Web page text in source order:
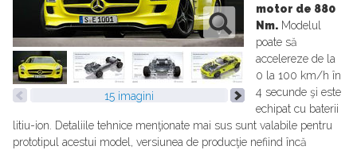
15 imagini
motor de 880
Nm. Modelul
poate să
accelereze de la
0 la 100 km/h în
4 secunde şi este
echipat cu baterii
litiu-ion. Detaliile tehnice menţionate mai sus sunt valabile pentru
prototipul acestui model, versiunea de producţie nefiind încă